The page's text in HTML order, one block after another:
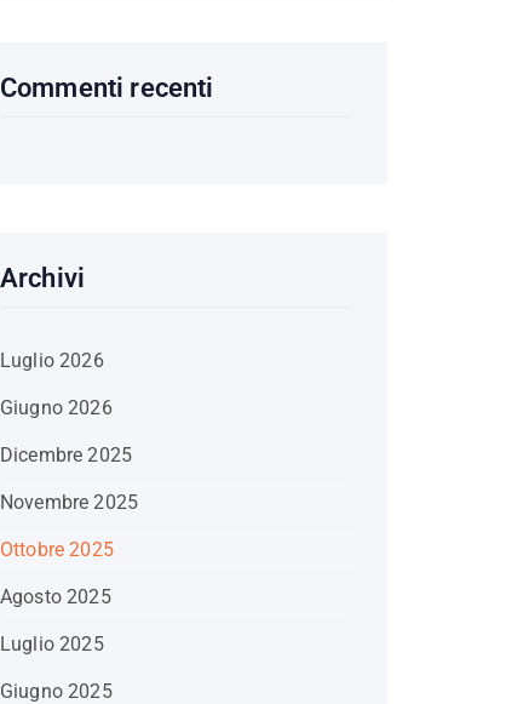
Commenti recenti
Archivi
Luglio 2026
Giugno 2026
Dicembre 2025
Novembre 2025
Ottobre 2025
Agosto 2025
Luglio 2025
Giugno 2025